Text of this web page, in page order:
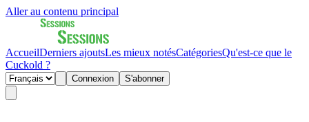
Aller au contenu principal
AccueilDerniers ajoutsLes mieux notésCatégoriesQu'est-ce que le
Cuckold ?
Connexion S'abonner